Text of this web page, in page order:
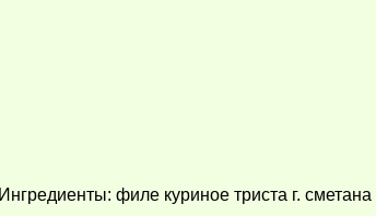
филе куриное триста г. сметана